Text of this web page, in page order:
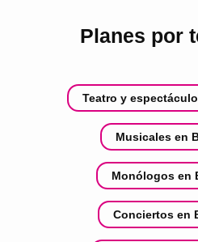
Planes por
Teatro y
Musicales en
Monólogos en
Conciertos en